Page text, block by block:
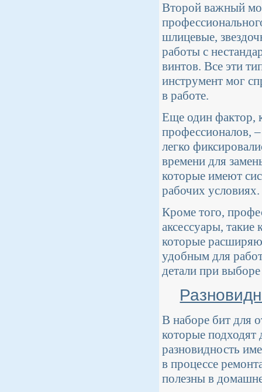
Второй важный
шлицевые,
работы с
винтов. Все эти
инструмент мог
в работе.
Еще один фактор,
профессионалов,
легко
времени для
которые имеют
рабочих условиях.
Кроме того,
аксессуары, такие
которые
удобным для
детали при
В наборе бит для
которые подходят
разновидность
в процессе
полезны в